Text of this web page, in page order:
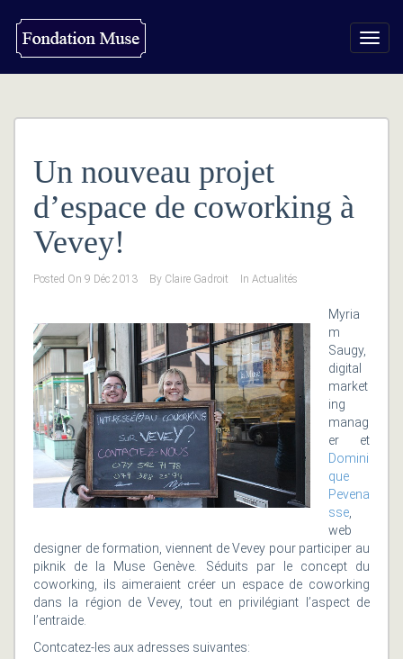
Un nouveau projet
d’espace de coworking à
Vevey!
Posted On 9 Déc 2013 By Claire Gadroit In Actualités
Myria
m
Saugy,
digital
market
ing
manag
er et
Domini
que
Pevena
sse
web
designer de formation, viennent de Vevey pour participer au
piknik de la Muse Genève. Séduits par le concept du
coworking, ils aimeraient créer un espace de coworking
dans la région de Vevey, tout en privilégiant l’aspect de
l’entraide.
Contcatez-les aux adresses suivantes: